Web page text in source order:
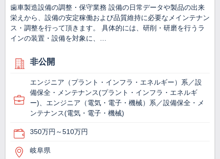
歯車製造設備の調整・保守業務 設備の日常データや製品の出来
栄えから、設備の安定稼働および品質維持に必要なメインテナン
ス・調整を行って頂きます。 具体的には、研削・研磨を行うラ
インの装置・設備を対象に、…
非公開
エンジニア（プラント・インフラ・エネルギー）系／設
備保全・メンテナンス(プラント・インフラ・エネルギ
ー)、エンジニア（電気・電子・機械）系／設備保全・メ
ンテナンス(電気・電子・機械)
350万円～510万円
岐阜県